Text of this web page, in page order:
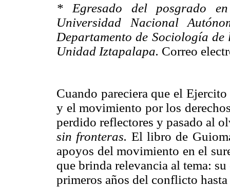
* Egresado del posgrado
Universidad Nacional
Departamento de Sociología
Unidad Iztapalapa. Correo
Cuando pareciera que el
y el movimiento por los
perdido reflectores y pasado al
sin fronteras. El libro de
apoyos del movimiento en el
que brinda relevancia al tema:
primeros años del conflicto